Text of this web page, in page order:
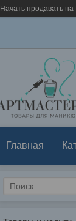
Начать продавать на
Главная